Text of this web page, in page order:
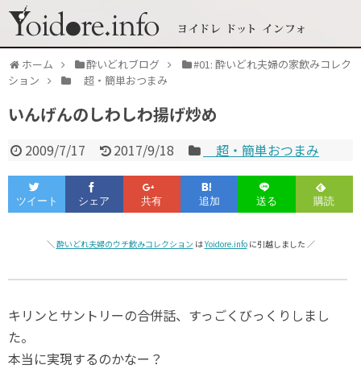
ホーム 酔いどれブログ
#01: 酔いどれ夫婦の家飲みコレク
ション
超・簡単おつまみ
いんげんのしわしわ揚げ炒め
2009/7/17 2017/9/18 超・簡単おつまみ
＼ 酔いどれ夫婦のウチ飲みコレクション はYoidore.infoに引越しました ／
キリンとサントリーの合併話、すっごくびっくりしまし
た。
本当に実現するのかなー？